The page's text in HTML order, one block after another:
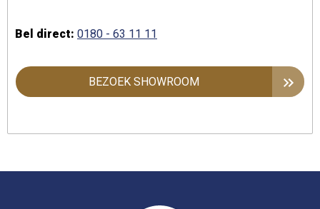
Bel direct: 0180 - 63 11 11
BEZOEK SHOWROOM